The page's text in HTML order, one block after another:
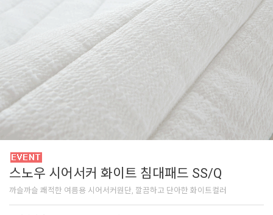
스노우 시어서커 화이트 침대패드 SS/Q
까슬까슬 쾌적한 여름용 시어서커원단, 깔끔하고 단아한 화이트컬러